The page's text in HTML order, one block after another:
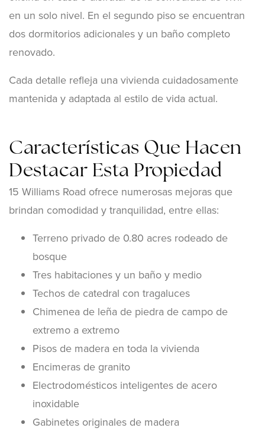
en un solo nivel. En el segundo piso se encuentran
dos dormitorios adicionales y un baño completo
renovado.
Cada detalle refleja una vivienda cuidadosamente
mantenida y adaptada al estilo de vida actual.
Características Que Hacen
Destacar Esta Propiedad
15 Williams Road ofrece numerosas mejoras que
brindan comodidad y tranquilidad, entre ellas:
Terreno privado de 0.80 acres rodeado de
bosque
Tres habitaciones y un baño y medio
Techos de catedral con tragaluces
Chimenea de leña de piedra de campo de
extremo a extremo
Pisos de madera en toda la vivienda
Encimeras de granito
Electrodomésticos inteligentes de acero
inoxidable
Gabinetes originales de madera